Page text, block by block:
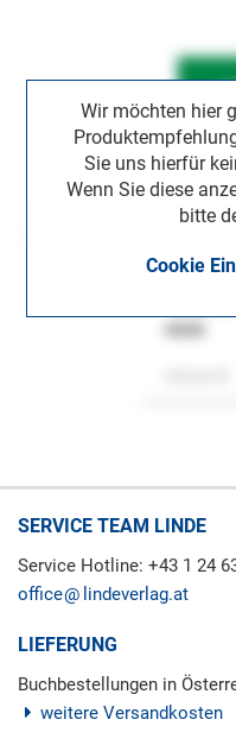
Wir möchten hier
Sie uns hierfür
Wenn Sie diese
bitte
Cookie
SERVICE TEAM LINDE
Service Hotline: +43 1 24
office
lindeverlag.at
LIEFERUNG
Buchbestellungen in
weitere Versandkosten